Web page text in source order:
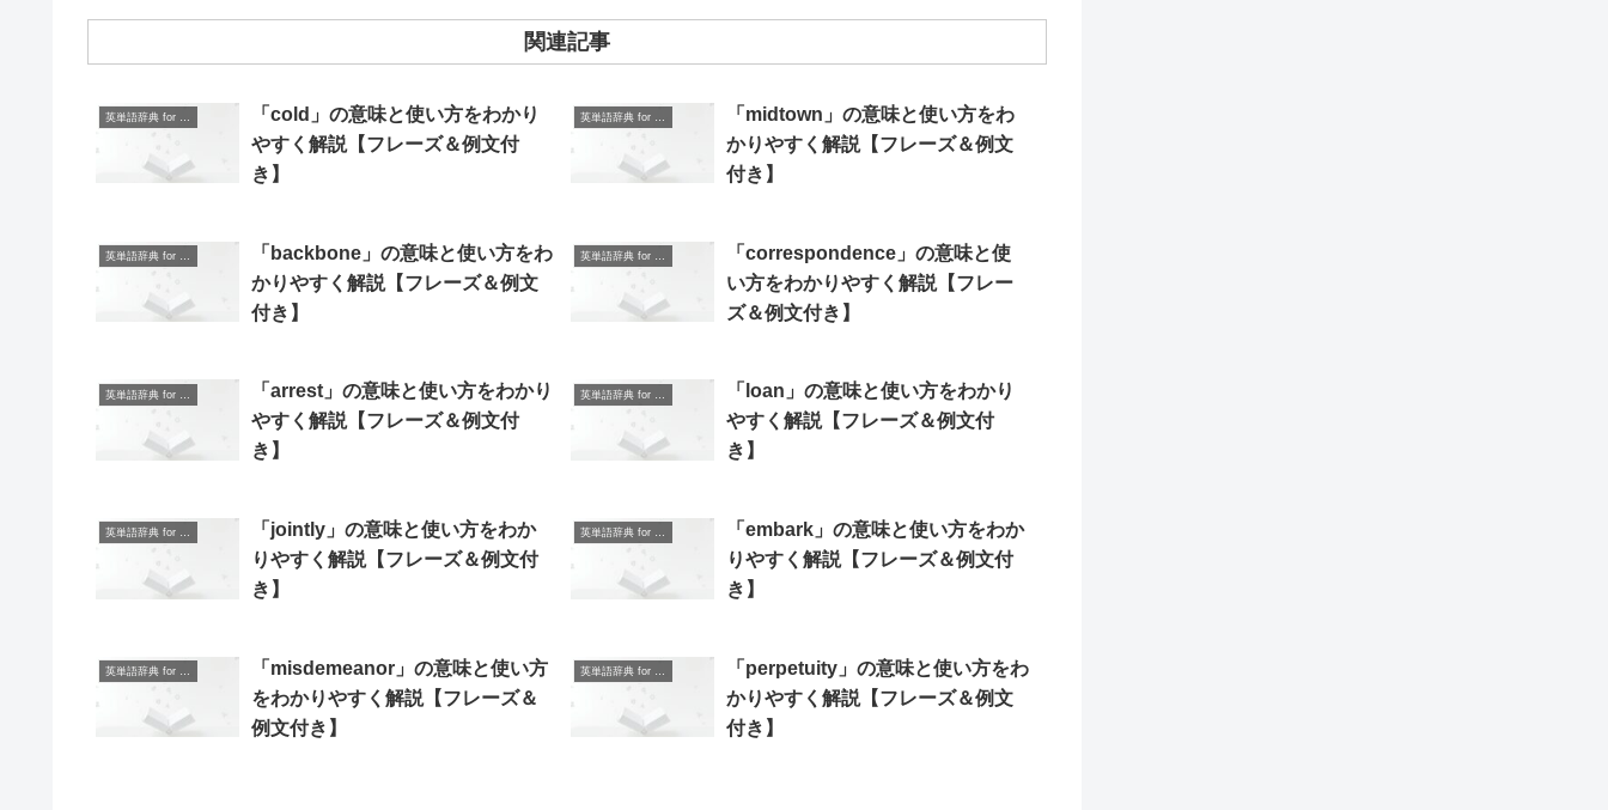
関連記事
「cold」の意味と使い方をわかり
やすく解説【フレーズ＆例文付
き】
「midtown」の意味と使い方をわ
かりやすく解説【フレーズ＆例文
付き】
「backbone」の意味と使い方をわ
かりやすく解説【フレーズ＆例文
付き】
「correspondence」の意味と使
い方をわかりやすく解説【フレー
ズ＆例文付き】
「arrest」の意味と使い方をわかり
やすく解説【フレーズ＆例文付
き】
「loan」の意味と使い方をわかり
やすく解説【フレーズ＆例文付
き】
英単語辞典 for Beginners
「jointly」の意味と使い方をわか
りやすく解説【フレーズ＆例文付
き】
英単語辞典 for Beginners
「embark」の意味と使い方をわか
りやすく解説【フレーズ＆例文付
き】
英単語辞典 for Beginners
「misdemeanor」の意味と使い方
をわかりやすく解説【フレーズ＆
例文付き】
英単語辞典 for Beginners
「perpetuity」の意味と使い方をわ
かりやすく解説【フレーズ＆例文
付き】